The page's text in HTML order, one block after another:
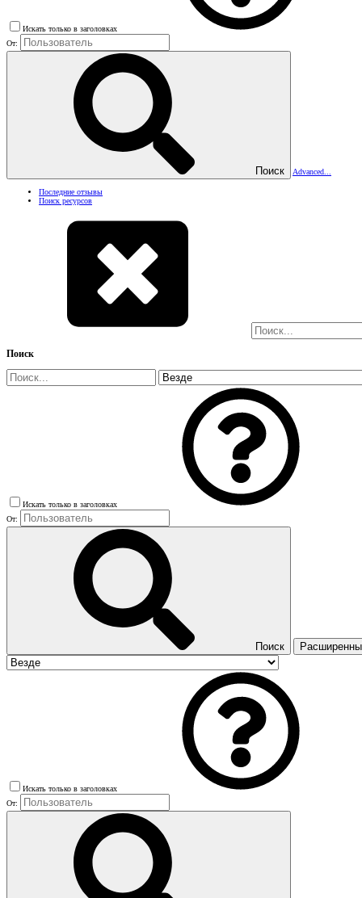
Искать только в заголовках
От:
Поиск Advanced...
Последние отзывы
Поиск ресурсов
Поиск
Искать только в заголовках
От:
Поиск
Искать только в заголовках
От: